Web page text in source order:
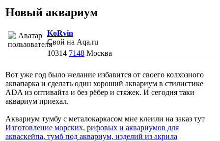
Новый аквариум
KoRvin
Свой на Aqa.ru
10314 7148 Москва
Вот уже год было желание избавится от своего колхозного
аквапарка и сделать один хороший аквариум в стилистике
ADA из оптивайта и без рёбер и стяжек. И сегодня таки
аквариум приехал.
Аквариум тумбу с металокаркасом мне клеили на заказ тут
Изготовление морских, рифовых и аквариумов для
акваскейпа, тумб под аквариум, изделий из акрила